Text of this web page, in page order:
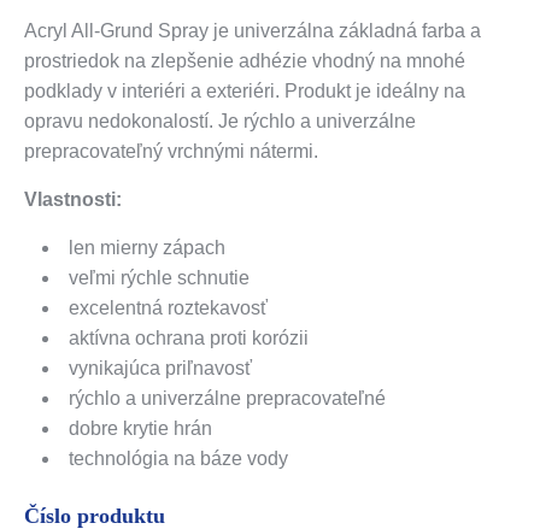
Acryl All-Grund Spray je univerzálna základná farba a
prostriedok na zlepšenie adhézie vhodný na mnohé
podklady v interiéri a exteriéri. Produkt je ideálny na
opravu nedokonalostí. Je rýchlo a univerzálne
prepracovateľný vrchnými nátermi.
Vlastnosti:
len mierny zápach
veľmi rýchle schnutie
excelentná roztekavosť
aktívna ochrana proti korózii
vynikajúca priľnavosť
rýchlo a univerzálne prepracovateľné
dobre krytie hrán
technológia na báze vody
Číslo produktu